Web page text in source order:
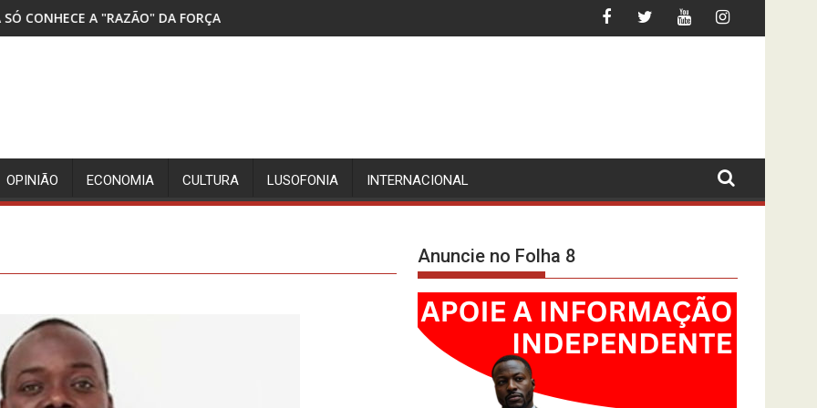
DA FORÇA DETIDOS TRÊS SUSPEITOS DA MORTE DE CIDADÃO BRASILEIROINFLAÇÃO ABAIXO DOS 10%? O INE-
OPINIÃO ECONOMIA CULTURA LUSOFONIA INTERNACIONAL
Anuncie no Folha 8